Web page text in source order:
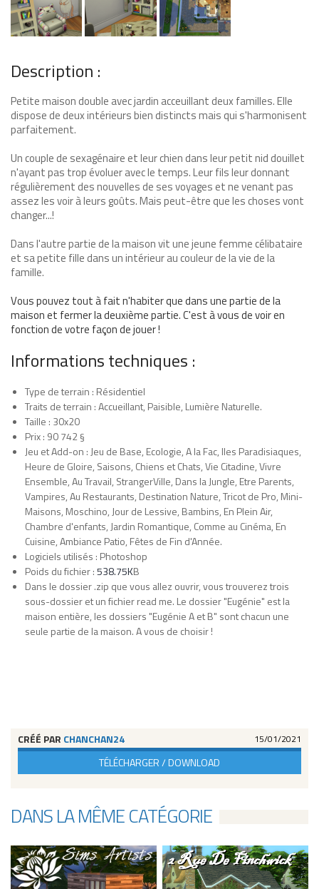
Description :
Petite maison double avec jardin acceuillant deux familles. Elle
dispose de deux intérieurs bien distincts mais qui s'harmonisent
parfaitement.
Un couple de sexagénaire et leur chien dans leur petit nid douillet
n'ayant pas trop évoluer avec le temps. Leur fils leur donnant
régulièrement des nouvelles de ses voyages et ne venant pas
assez les voir à leurs goûts. Mais peut-être que les choses vont
changer...!
Dans l'autre partie de la maison vit une jeune femme célibataire
et sa petite fille dans un intérieur au couleur de la vie de la
famille.
Vous pouvez tout à fait n'habiter que dans une partie de la
maison et fermer la deuxième partie. C'est à vous de voir en
fonction de votre façon de jouer !
Informations techniques :
Type de terrain : Résidentiel
Traits de terrain : Accueillant, Paisible, Lumière Naturelle.
Taille : 30x20
Prix : 90 742§
Jeu et Add-on : Jeu de Base, Ecologie, A la Fac, Iles Paradisiaques,
Heure de Gloire, Saisons, Chiens et Chats, Vie Citadine, Vivre
Ensemble, Au Travail, StrangerVille, Dans la Jungle, Etre Parents,
Vampires, Au Restaurants, Destination Nature, Tricot de Pro, Mini-
Maisons, Moschino, Jour de Lessive, Bambins, En Plein Air,
Chambre d'enfants, Jardin Romantique, Comme au Cinéma, En
Cuisine, Ambiance Patio, Fêtes de Fin d'Année.
Logiciels utilisés : Photoshop
Poids du fichier :538.75KB
Dans le dossier .zip que vous allez ouvrir, vous trouverez trois
sous-dossier et un fichier read me. Le dossier "Eugénie" est la
maison entière, les dossiers "Eugénie A et B" sont chacun une
seule partie de la maison. A vous de choisir !
CRÉÉ PAR CHANCHAN24 15/01/2021
TÉLÉCHARGER / DOWNLOAD
DANS LA MÊME CATÉGORIE